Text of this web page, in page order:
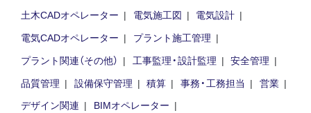
土木CADオペレーター
電気施工図
電気設計
電気CADオペレーター
プラント施工管理
プラント関連（その他）
工事監理・設計監理
安全管理
品質管理
設備保守管理 積算 事務・工務担当
営業
デザイン関連
BIMオペレーター